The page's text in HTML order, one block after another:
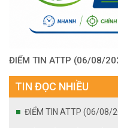
ĐIỂM TIN ATTP (06/08/
TIN ĐỌC NHIỀU
ĐIỂM TIN ATTP (06/08/